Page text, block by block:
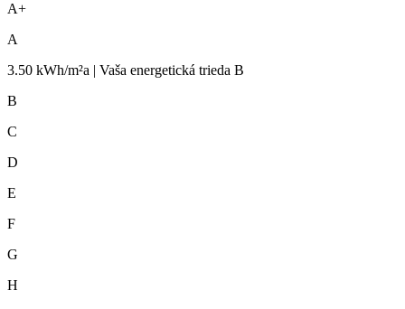
A+
A
3.50 kWh/m²a | Vaša energetická trieda B
B
C
D
E
F
G
H